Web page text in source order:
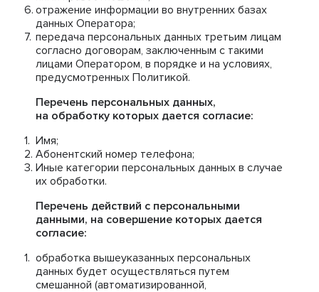
отражение информации во внутренних базах
данных Оператора;
передача персональных данных третьим лицам
согласно договорам, заключенным с такими
лицами Оператором, в порядке и на условиях,
предусмотренных Политикой.
Перечень персональных данных,
на обработку которых дается согласие:
Имя;
Абонентский номер телефона;
Иные категории персональных данных в случае
их обработки.
Перечень действий с персональными
данными, на совершение которых дается
согласие:
обработка вышеуказанных персональных
данных будет осуществляться путем
смешанной (автоматизированной,